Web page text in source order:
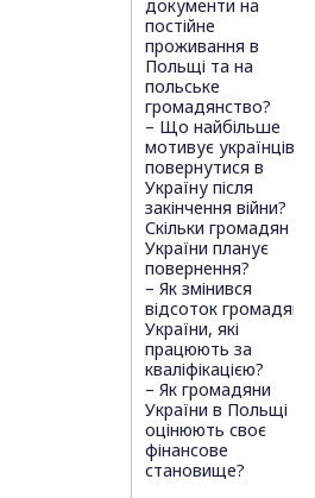
документи на
постійне
проживання в
Польщі та на
польське
громадянство?
– Що найбільше
мотивує українців
повернутися в
Україну після
закінчення війни?
Скільки громадян
України планує
повернення?
– Як змінився
відсоток громадян
України, які
працюють за
кваліфікацією?
– Як громадяни
України в Польщі
оцінюють своє
фінансове
становище?